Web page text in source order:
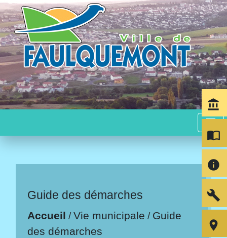
menu
Guide des démarches
Accueil /Vie municipale / Guide
des démarches
account_balance
import_contacts
info
build
room